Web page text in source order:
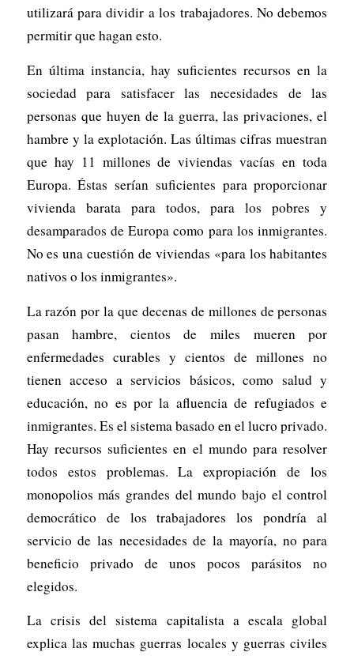
utilizará para dividir a los trabajadores. No debemos
permitir que hagan esto.
En última instancia, hay suficientes recursos en la
sociedad para satisfacer las necesidades de las
personas que huyen de la guerra, las privaciones, el
hambre y la explotación. Las últimas cifras muestran
que hay 11 millones de viviendas vacías en toda
Europa. Éstas serían suficientes para proporcionar
vivienda barata para todos, para los pobres y
desamparados de Europa como para los inmigrantes.
No es una cuestión de viviendas «para los habitantes
nativos o los inmigrantes».
La razón por la que decenas de millones de personas
pasan hambre, cientos de miles mueren por
enfermedades curables y cientos de millones no
tienen acceso a servicios básicos, como salud y
educación, no es por la afluencia de refugiados e
inmigrantes. Es el sistema basado en el lucro privado.
Hay recursos suficientes en el mundo para resolver
todos estos problemas. La expropiación de los
monopolios más grandes del mundo bajo el control
democrático de los trabajadores los pondría al
servicio de las necesidades de la mayoría, no para
beneficio privado de unos pocos parásitos no
elegidos.
La crisis del sistema capitalista a escala global
explica las muchas guerras locales y guerras civiles